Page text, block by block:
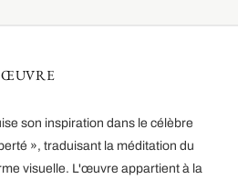
ŒUVRE
son inspiration dans le célèbre
», traduisant la méditation du
visuelle. L'œuvre appartient à la